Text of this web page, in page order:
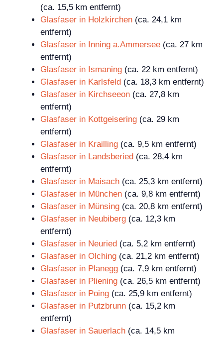
(ca. 15,5 km entfernt)
Glasfaser in Holzkirchen (ca. 24,1 km
entfernt)
Glasfaser in Inning a.Ammersee (ca. 27 km
entfernt)
Glasfaser in Ismaning (ca. 22 km entfernt)
Glasfaser in Karlsfeld (ca. 18,3 km entfernt)
Glasfaser in Kirchseeon (ca. 27,8 km
entfernt)
Glasfaser in Kottgeisering (ca. 29 km
entfernt)
Glasfaser in Krailling (ca. 9,5 km entfernt)
Glasfaser in Landsberied (ca. 28,4 km
entfernt)
Glasfaser in Maisach (ca. 25,3 km entfernt)
Glasfaser in München (ca. 9,8 km entfernt)
Glasfaser in Münsing (ca. 20,8 km entfernt)
Glasfaser in Neubiberg (ca. 12,3 km
entfernt)
Glasfaser in Neuried (ca. 5,2 km entfernt)
Glasfaser in Olching (ca. 21,2 km entfernt)
Glasfaser in Planegg (ca. 7,9 km entfernt)
Glasfaser in Pliening (ca. 26,5 km entfernt)
Glasfaser in Poing (ca. 25,9 km entfernt)
Glasfaser in Putzbrunn (ca. 15,2 km
entfernt)
Glasfaser in Sauerlach (ca. 14,5 km